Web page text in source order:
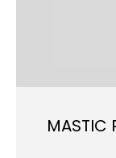
MASTIC